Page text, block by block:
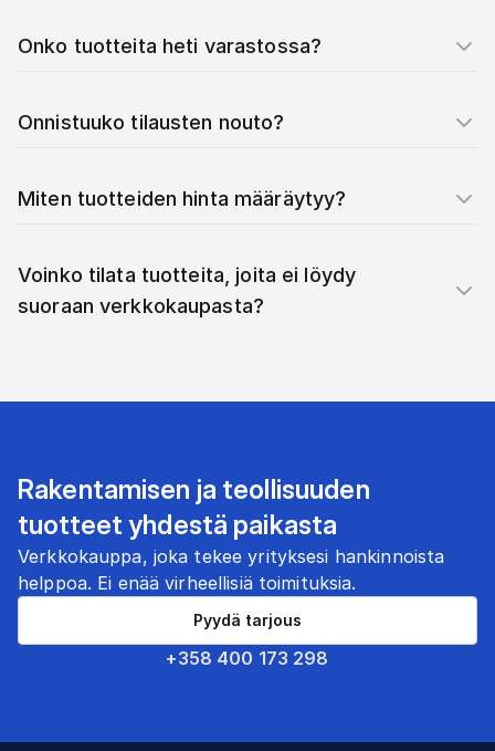
Onko tuotteita heti varastossa?
Onnistuuko tilausten nouto?
Miten tuotteiden hinta määräytyy?
Voinko tilata tuotteita, joita ei löydy
suoraan verkkokaupasta?
Rakentamisen ja teollisuuden
tuotteet yhdestä paikasta
Verkkokauppa, joka tekee yrityksesi hankinnoista
helppoa. Ei enää virheellisiä toimituksia.
+358 400 173 298
Pyydä tarjous